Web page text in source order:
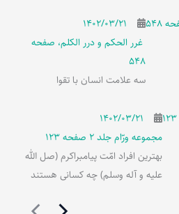
۱۴۰۲/۰۳/۲۱
غرر الحکم و درر الکلم، صفحه
548
سه علامت انسان با تقوا
۱۴۰۲/۰۳/۲۱
مجموعه ورّام جلد 2 صفحه 123
بهترین افراد امّت پیامبراکرم (صل الله
علیه و آله وسلم) چه کسانی هستند